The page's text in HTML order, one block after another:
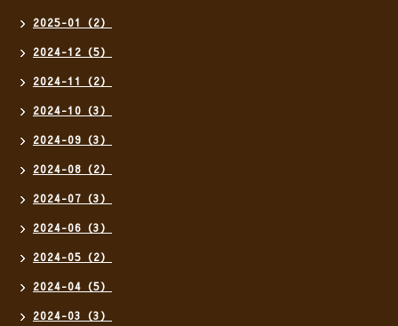
2025-01（2）
2024-12（5）
2024-11（2）
2024-10（3）
2024-09（3）
2024-08（2）
2024-07（3）
2024-06（3）
2024-05（2）
2024-04（5）
2024-03（3）